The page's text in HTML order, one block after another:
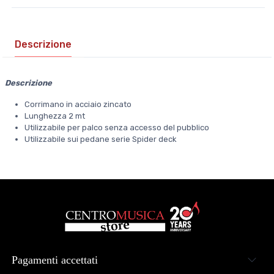
Descrizione
Descrizione
Corrimano in acciaio zincato
Lunghezza 2 mt
Utilizzabile per palco senza accesso del pubblico
Utilizzabile sui pedane serie Spider deck
Pagamenti accettati